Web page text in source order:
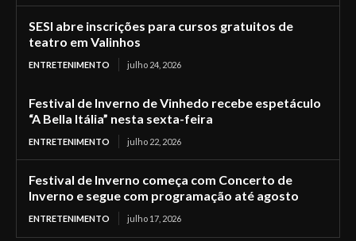
SESI abre inscrições para cursos gratuitos de
teatro em Valinhos
ENTRETENIMENTO julho 24, 2026
Festival de Inverno de Vinhedo recebe espetáculo
“A Bella Itália” nesta sexta-feira
ENTRETENIMENTO julho 22, 2026
Festival de Inverno começa com Concerto de
Inverno e segue com programação até agosto
ENTRETENIMENTO julho 17, 2026